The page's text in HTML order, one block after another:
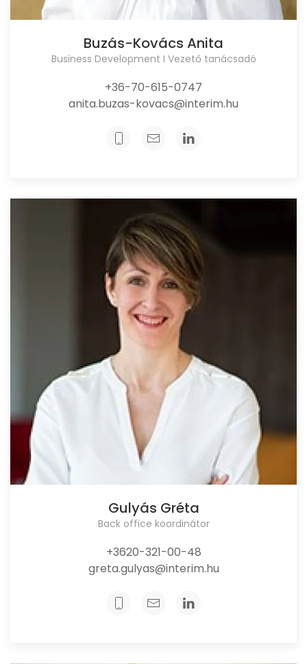
Buzás-Kovács Anita
Business Development I Vezető tanácsadó
+36-70-615-0747
anita.buzas-kovacs@interim.hu
Gulyás Gréta
Back office koordinátor
+3620-321-00-48
greta.gulyas@interim.hu